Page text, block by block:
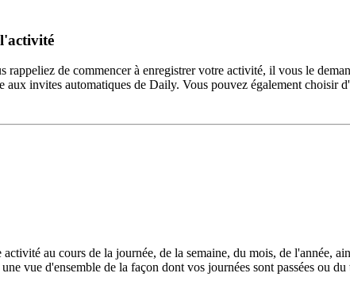
rappeliez de commencer à enregistrer votre activité, il vous le
aux invites automatiques de Daily. Vous pouvez également choisir
au cours de la journée, de la semaine, du mois, de l'année,
vue d'ensemble de la façon dont vos journées sont passées ou du